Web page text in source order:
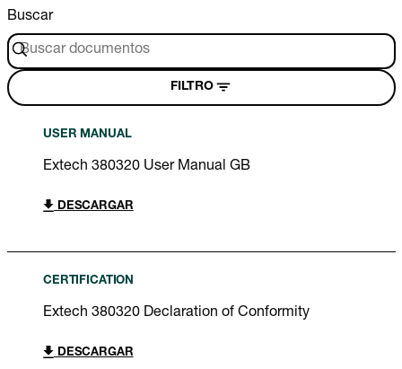
Buscar
FILTRO
USER MANUAL
Extech 380320 User Manual GB
DESCARGAR
CERTIFICATION
Extech 380320 Declaration of Conformity
DESCARGAR